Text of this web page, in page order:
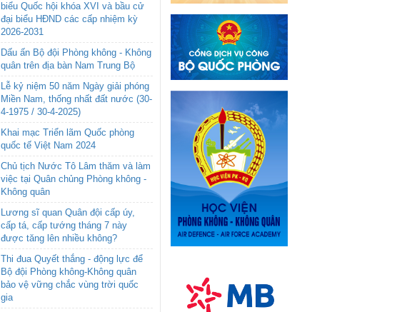
biểu Quốc hội khóa XVI và bầu cử
đại biểu HĐND các cấp nhiệm kỳ
2026-2031
Dấu ấn Bộ đội Phòng không - Không
quân trên địa bàn Nam Trung Bộ
Lễ kỷ niệm 50 năm Ngày giải phóng
Miền Nam, thống nhất đất nước (30-
4-1975 / 30-4-2025)
Khai mạc Triển lãm Quốc phòng
quốc tế Việt Nam 2024
Chủ tịch Nước Tô Lâm thăm và làm
việc tại Quân chủng Phòng không -
Không quân
Lương sĩ quan Quân đội cấp úy,
cấp tá, cấp tướng tháng 7 này
được tăng lên nhiều không?
Thi đua Quyết thắng - động lực để
Bộ đội Phòng không-Không quân
bảo vệ vững chắc vùng trời quốc
gia